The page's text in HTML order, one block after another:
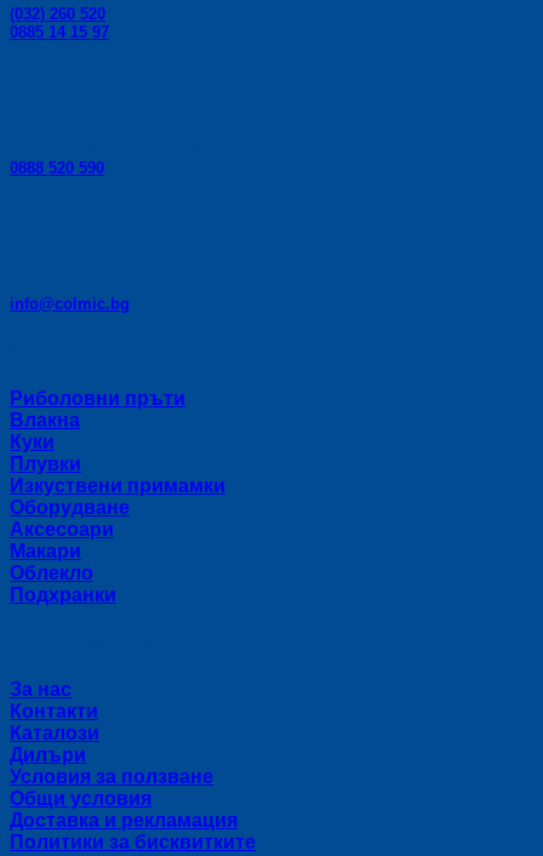
(032) 260 520
0885 14 15 97
0888 520 590
info@colmic.bg
Риболовни пръти
Влакна
Куки
Плувки
Изкуствени примамки
Оборудване
Аксесоари
Макари
Облекло
Подхранки
За нас
Контакти
Каталози
Дилъри
Условия за ползване
Общи условия
Доставка и рекламация
Политики за бисквитките